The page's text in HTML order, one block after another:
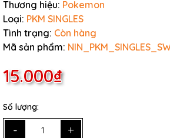
Thương hiệu: Pokemon
Loại: PKM SINGLES
Tình trạng: Còn hàng
Mã sản phẩm:
15.000₫
Số lượng:
- +